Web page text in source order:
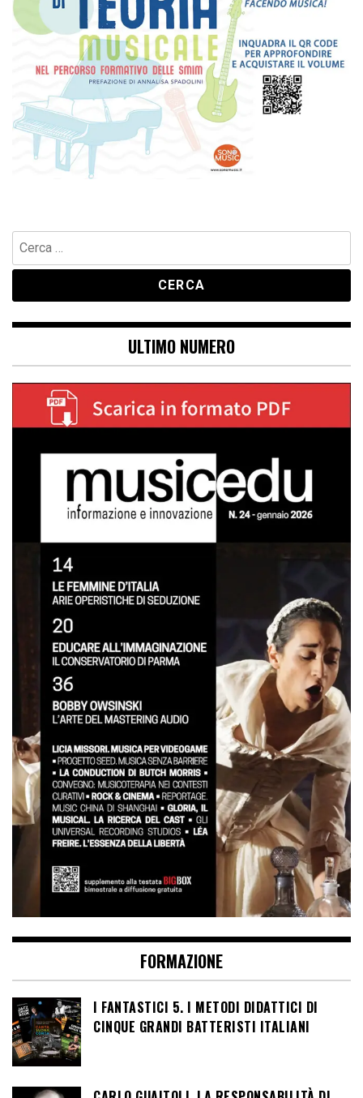
Ricerca
per:
ULTIMO NUMERO
FORMAZIONE
I FANTASTICI 5. I METODI DIDATTICI DI
CINQUE GRANDI BATTERISTI ITALIANI